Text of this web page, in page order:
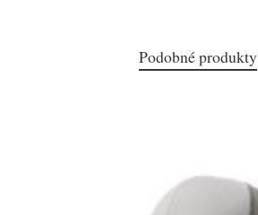
Podobné produkty